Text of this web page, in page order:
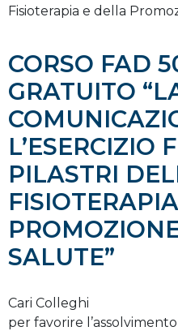
Fisioterapia e della
CORSO FAD
GRATUITO
L’ESERCIZIO
PILASTRI
SALUTE”
Cari Colleghi
per favorire